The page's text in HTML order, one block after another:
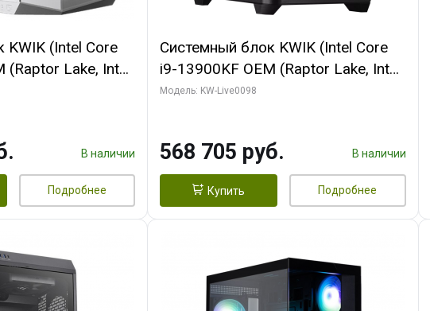
KWIK (Intel Core
(Raptor Lake, Intel
32 ГБ ОЗУ (2
В наличии
Подробнее
Системный блок KWIK (Intel Core
i9-13900KF OEM (Raptor Lake, Intel
7, C24 16EC/8P/ 16 ГБ ОЗУ (2
Turbo/ 512 ГБ SSD)
Модель: KW-Live0098
568 705 руб. В наличии
Купить Подробнее